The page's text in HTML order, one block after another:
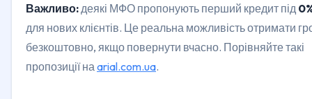
Важливо:деякі МФО пропонують перший кредит під
для нових клієнтів. Це реальна можливість отримати
безкоштовно, якщо повернути вчасно. Порівняйте такі
пропозиції наarial.com.ua.